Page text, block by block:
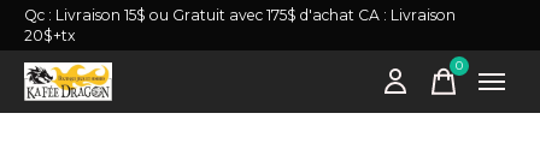
Qc : Livraison 15$ ou Gratuit avec 175$ d'achat CA : Livraison
20$+tx
0items